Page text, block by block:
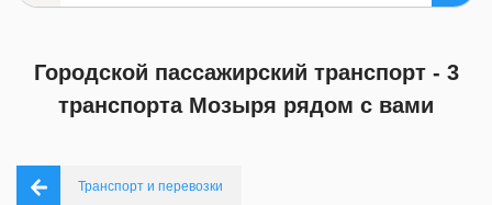
Городской пассажирский транспорт - 3
транспорта Мозыря рядом с вами
Транспорт и перевозки